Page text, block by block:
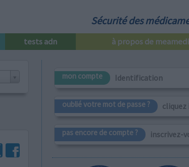
Sécurité des
tests adn à propos de
mon compte Identification
oublié votre mot de passe ? cliquez
pas encore de compte ? inscrivez-